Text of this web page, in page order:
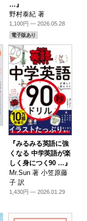
…』
野村泰紀 著
1,100円 — 2026.05.28
電子版あり
『みるみる英語に強
くなる 中学英語が楽
しく身につく90 …』
Mr.Sun 著 小笠原藤
子 訳
1,430円 — 2026.01.29